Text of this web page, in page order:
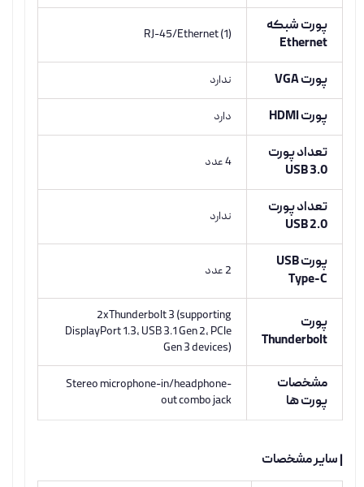
پورت شبکه
Ethernet
(1) RJ-45/Ethernet
پورت VGA ندارد
پورت HDMI دارد
تعداد پورت
USB 3.0
4 عدد
تعداد پورت
USB 2.0
ندارد
پورت USB
Type-C
2 عدد
پورت
Thunderbolt
2xThunderbolt 3 (supporting
DisplayPort 1.3, USB 3.1 Gen 2, PCIe
Gen 3 devices)
مشخصات
پورت ها
Stereo microphone-in/headphone-
out combo jack
| سایر مشخصات